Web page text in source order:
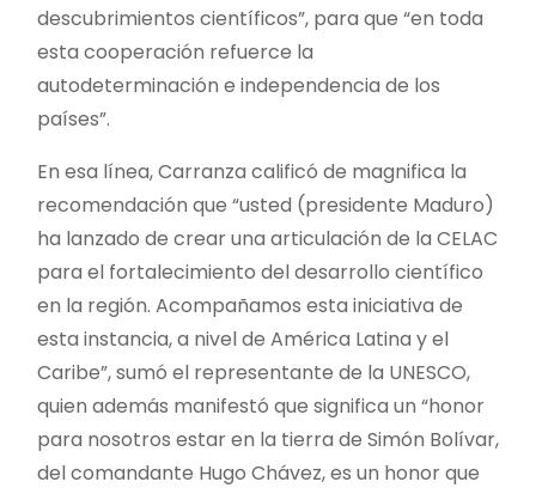
descubrimientos científicos”, para que “en toda
esta cooperación refuerce la
autodeterminación e independencia de los
países”.
En esa línea, Carranza calificó de magnifica la
recomendación que “usted (presidente Maduro)
ha lanzado de crear una articulación de la CELAC
para el fortalecimiento del desarrollo científico
en la región. Acompañamos esta iniciativa de
esta instancia, a nivel de América Latina y el
Caribe”, sumó el representante de la UNESCO,
quien además manifestó que significa un “honor
para nosotros estar en la tierra de Simón Bolívar,
del comandante Hugo Chávez, es un honor que